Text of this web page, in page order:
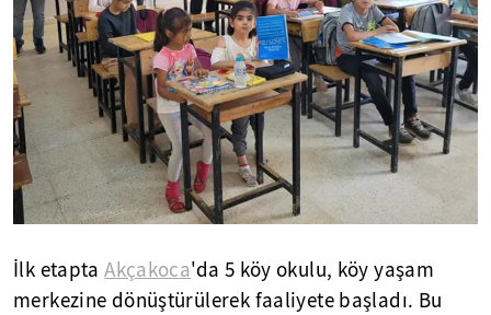
İlk etaptaAkçakoca'da 5 köy okulu, köy yaşam
merkezine dönüştürülerek faaliyete başladı. Bu